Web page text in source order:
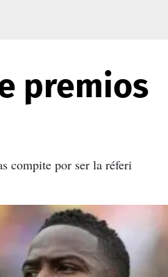
premios
compite por ser la réferi